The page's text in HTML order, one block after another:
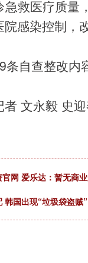
急救医疗质量
感染控制，
条自查整改内
者 文永毅 史迎
网 爱乐达：暂无商
韩国出现“垃圾袋盗贼